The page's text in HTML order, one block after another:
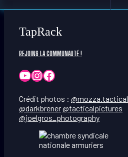
TapRack
REJOINS LA COMMUNAUTÉ !
YouTube
Instagram
Facebook
Crédit photos : @mozza.tactical
@darkbrener@tacticalpictures
@joelgros_photography